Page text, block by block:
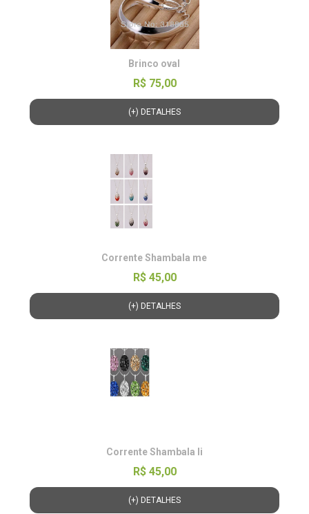
Brinco oval
R$ 75,00
(+) DETALHES
Corrente Shambala me
R$ 45,00
(+) DETALHES
Corrente Shambala li
R$ 45,00
(+) DETALHES